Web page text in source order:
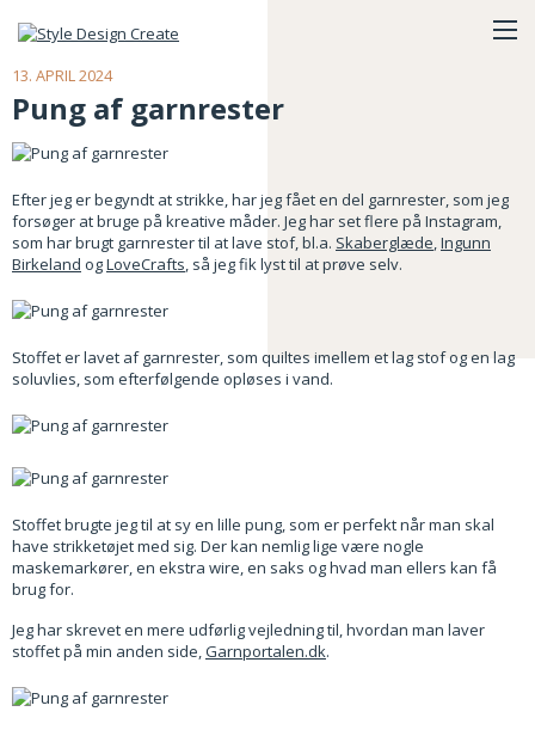
13. APRIL 2024
Pung af garnrester
Efter jeg er begyndt at strikke, har jeg fået en del garnrester, som jeg
forsøger at bruge på kreative måder. Jeg har set flere på Instagram,
som har brugt garnrester til at lave stof, bl.a. Skaberglæde,Ingunn
Birkeland ogLoveCrafts, så jeg fik lyst til at prøve selv.
Stoffet er lavet af garnrester, som quiltes imellem et lag stof og en lag
soluvlies, som efterfølgende opløses i vand.
Stoffet brugte jeg til at sy en lille pung, som er perfekt når man skal
have strikketøjet med sig. Der kan nemlig lige være nogle
maskemarkører, en ekstra wire, en saks og hvad man ellers kan få
brug for.
Jeg har skrevet en mere udførlig vejledning til, hvordan man laver
stoffet på min anden side,Garnportalen.dk.